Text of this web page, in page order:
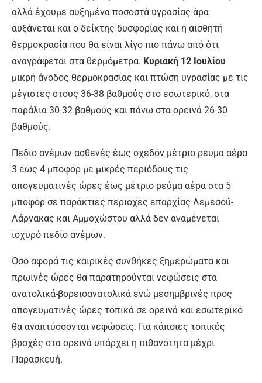
αλλά έχουμε αυξημένα ποσοστά υγρασίας άρα
αυξάνεται και ο δείκτης δυσφορίας και η αισθητή
θερμοκρασία που θα είναι λίγο πιο πάνω από ότι
αναγράφεται στα θερμόμετρα. Κυριακή 12 Ιουλίου
μικρή άνοδος θερμοκρασίας και πτώση υγρασίας με τις
μέγιστες στους 36-38 βαθμούς στο εσωτερικό, στα
παράλια 30-32 βαθμούς και πάνω στα ορεινά 26-30
βαθμούς.
Πεδίο ανέμων ασθενές έως σχεδόν μέτριο ρεύμα αέρα
3 έως 4 μποφόρ με μικρές περιόδους τις
απογευματινές ώρες έως μέτριο ρεύμα αέρα στα 5
μποφόρ σε παράκτιες περιοχές επαρχίας Λεμεσού-
Λάρνακας και Αμμοχώστου αλλά δεν αναμένεται
ισχυρό πεδίο ανέμων.
Όσο αφορά τις καιρικές συνθήκες ξημερώματα και
πρωινές ώρες θα παρατηρούνται νεφώσεις στα
ανατολικά-βορειοανατολικά ενώ μεσημβρινές προς
απογευματινές ώρες τοπικά σε ορεινά και εσωτερικό
θα αναπτύσσονται νεφώσεις. Για κάποιες τοπικές
βροχές στα ορεινά υπάρχει η πιθανότητα μέχρι
Παρασκευή.